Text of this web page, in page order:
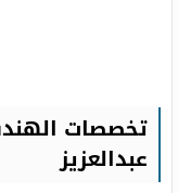
تخصصات
عبدالعزيز